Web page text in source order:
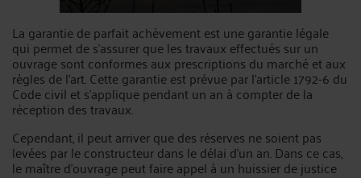
La garantie de parfait achèvement est une garantie légale
qui permet de s'assurer que les travaux effectués sur un
ouvrage sont conformes aux prescriptions du marché et aux
règles de l'art. Cette garantie est prévue par l'article 1792-6 du
Code civil et s'applique pendant un an à compter de la
réception des travaux.
Cependant, il peut arriver que des réserves ne soient pas
levées par le constructeur dans le délai d'un an. Dans ce cas,
le maître d'ouvrage peut faire appel à un huissier de justice